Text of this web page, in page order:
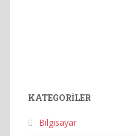
KATEGORILER
Bilgisayar